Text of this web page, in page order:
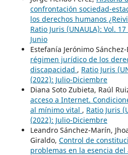
confrontación sociedad-
los derechos humanos
Ratio Juris (UNAULA): Vol.
Junio
Estefanía Jerónimo Sánchez-
régimen jurídico de los
discapacidad , Ratio Juris
(2022): Julio-Diciembre
Diana Soto Zubieta, Raúl
acceso a Internet.
al mínimo vital , Ratio Juris
(2022): Julio-Diciembre
Leandro Sánchez-Marín,
Giraldo, Control de
problemas en la esencia